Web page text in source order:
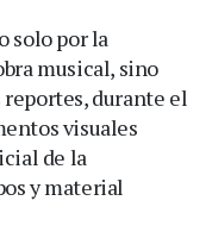
solo por la
musical, sino
durante el
visuales
de la
y material